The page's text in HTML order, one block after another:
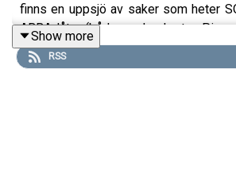
finns en uppsjö av saker som heter
ABBA-låtar (både med och utan
även denna podd. Det enda det
karismatiska, maktgalna män. Hon
Show more
RSS